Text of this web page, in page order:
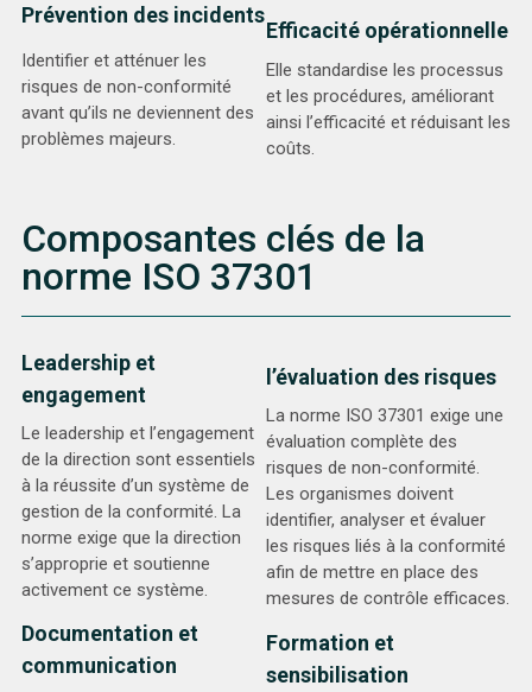
Prévention des incidents
Identifier et atténuer les
risques de non-conformité
avant qu’ils ne deviennent des
problèmes majeurs.
Efficacité opérationnelle
Elle standardise les processus
et les procédures, améliorant
ainsi l’efficacité et réduisant les
coûts.
Composantes clés de la
norme ISO 37301
Leadership et
engagement
Le leadership et l’engagement
de la direction sont essentiels
à la réussite d’un système de
gestion de la conformité. La
norme exige que la direction
s’approprie et soutienne
activement ce système.
Documentation et
communication
l’évaluation des risques
La norme ISO 37301 exige une
évaluation complète des
risques de non-conformité.
Les organismes doivent
identifier, analyser et évaluer
les risques liés à la conformité
afin de mettre en place des
mesures de contrôle efficaces.
Formation et
sensibilisation